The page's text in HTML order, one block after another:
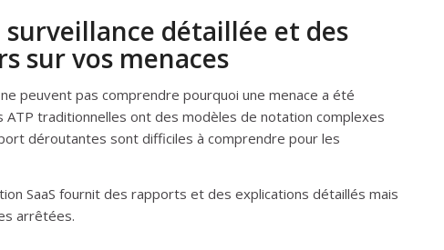
surveillance détaillée et des
sur vos menaces
peuvent pas comprendre pourquoi une menace a été
ATP traditionnelles ont des modèles de notation complexes
déroutantes sont difficiles à comprendre pour les
SaaS fournit des rapports et des explications détaillés mais
arrêtées.